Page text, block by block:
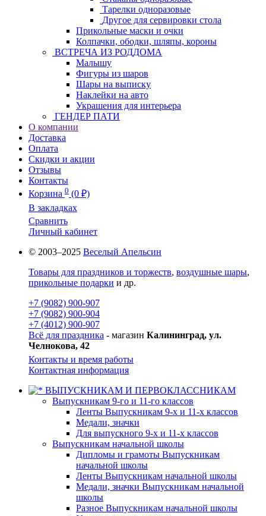
Тарелки одноразовые
Другое для сервировки стола
Прикольные маски и очки
Колпачки, ободки, шляпы, короны
ВСТРЕЧА ИЗ РОДДОМА
Малышу
Фигуры из шаров
Шары на выписку
Наклейки на авто
Украшения для интерьера
ГЕНДЕР ПАТИ
О компании
Доставка
Оплата
Скидки и акции
Отзывы
Контакты
Корзина 0 (0 ₽)
В закладках
Сравнить
Личный кабинет
© 2003–2025 Веселый Апельсин
Товары для праздников и торжеств, воздушные шары,
прикольные подарки и др.
+7 (9082) 900-907
+7 (9082) 900-904
+7 (4012) 900-907
Всё для праздника - магазин Калининград, ул.
Челнокова, 42
Контакты и время работы
Контактная информация
ВЫПУСКНИКАМ И ПЕРВОКЛАССНИКАМ
Выпускникам 9-го и 11-го классов
Ленты Выпускникам 9-х и 11-х классов
Медали, значки
Для выпускного 9-х и 11-х классов
Выпускникам начальной школы
Дипломы и грамоты Выпускникам
начальной школы
Ленты Выпускникам начальной школы
Медали, значки Выпускникам начальной
школы
Разное Выпускникам начальной школы